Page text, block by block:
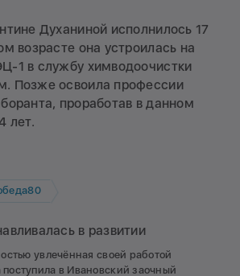
Духаниной исполнилось 17
возрасте она устроилась на
1 в службу химводоочистки
Позже освоила профессии
проработав в данном
лет.
в развитии
увлечённая своей работой
в Ивановский заочный